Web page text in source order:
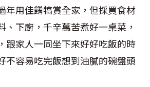
年用佳餚犒賞全家，但採買食材
、下廚，千辛萬苦煮好一桌菜，
跟家人一同坐下來好好吃飯的時
不容易吃完飯想到油膩的碗盤頭